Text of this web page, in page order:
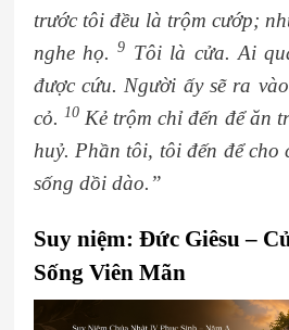
trước tôi đều là trộm cướp;
nghe họ.9 Tôi là cửa. Ai
được cứu. Người ấy sẽ ra
cỏ. 10Kẻ trộm chỉ đến để ăn
huỷ. Phần tôi, tôi đến để cho
sống dồi dào.”
Suy niệm: Đức Giêsu –
Sống Viên Mãn